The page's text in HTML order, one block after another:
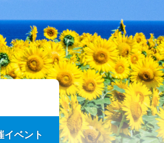
イベント